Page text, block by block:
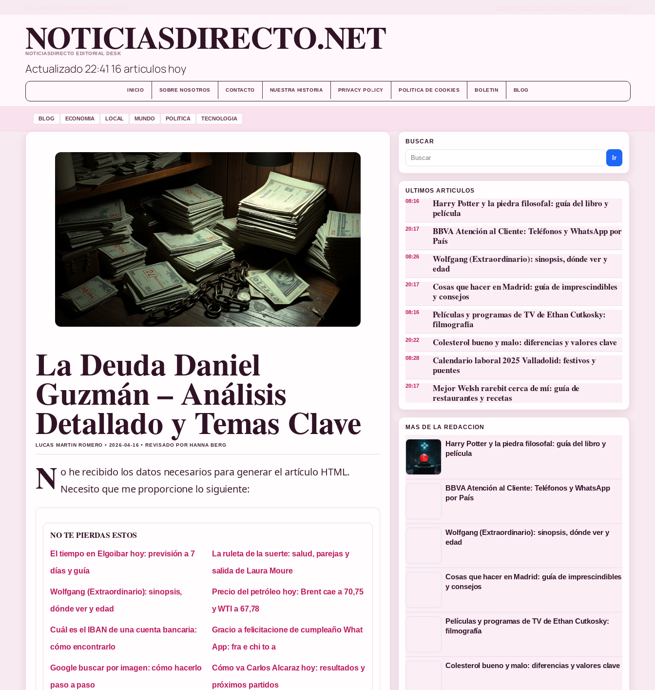
NOTICIASDIRECTO.NET
NOTICIASDIRECTO EDITORIAL DESK
Actualizado 22:41 16 articulos hoy
INICIO SOBRE NOSOTROS CONTACTO NUESTRA HISTORIA PRIVACY POLICY POLITICA DE COOKIES BOLETIN BLOG
BLOG ECONOMIA LOCAL MUNDO POLITICA TECNOLOGIA
La Deuda Daniel
Guzmán – Análisis
Detallado y Temas Clave
LUCAS MARTIN ROMERO • 2026-04-16 • REVISADO POR HANNA BERG
N o he recibido los datos necesarios para generar el artículo HTML.
Necesito que me proporcione lo siguiente:
NO TE PIERDAS ESTOS
El tiempo en Elgoibar hoy: previsión a 7
días y guía
La ruleta de la suerte: salud, parejas y
salida de Laura Moure
Wolfgang (Extraordinario): sinopsis,
dónde ver y edad
Precio del petróleo hoy: Brent cae a 70,75
y WTI a 67,78
Cuál es el IBAN de una cuenta bancaria:
cómo encontrarlo
Gracio a felicitacione de cumpleaño What
App: fra e chi to a
Google buscar por imagen: cómo hacerlo
paso a paso
Cómo va Carlos Alcaraz hoy: resultados y
próximos partidos
BUSCAR
Ir
ULTIMOS ARTICULOS
08:16
Harry Potter y la piedra filosofal: guía del libro y
película
20:17
BBVA Atención al Cliente: Teléfonos y WhatsApp por
País
08:26
Wolfgang (Extraordinario): sinopsis, dónde ver y
edad
20:17
Cosas que hacer en Madrid: guía de imprescindibles
y consejos
08:16
Películas y programas de TV de Ethan Cutkosky:
filmografía
20:22 Colesterol bueno y malo: diferencias y valores clave
08:28
Calendario laboral 2025 Valladolid: festivos y
puentes
20:17
Mejor Welsh rarebit cerca de mí: guía de
restaurantes y recetas
MAS DE LA REDACCION
Harry Potter y la piedra filosofal: guía del libro y
película
BBVA Atención al Cliente: Teléfonos y WhatsApp
por País
Wolfgang (Extraordinario): sinopsis, dónde ver y
edad
Cosas que hacer en Madrid: guía de imprescindibles
y consejos
Películas y programas de TV de Ethan Cutkosky:
filmografía
Colesterol bueno y malo: diferencias y valores clave